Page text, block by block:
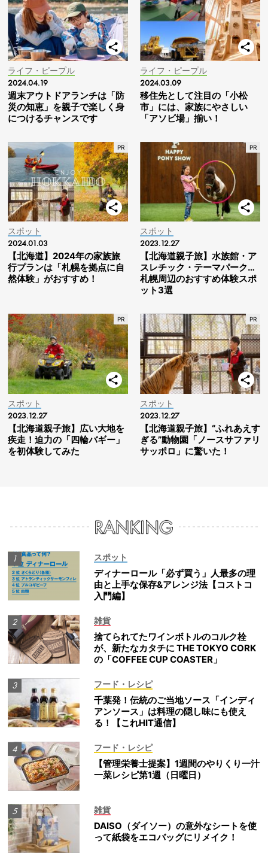
ライフ・ピープル
2024.04.19
週末アウトドアランチは「防
災の知恵」を親子で楽しく身
につけるチャンスです
ライフ・ピープル
2024.03.09
移住先として注目の「小松
市」には、家族にやさしい
「アソビ場」揃い！
スポット
2024.01.03
【北海道】2024年の家族旅
行プランは「札幌を拠点に自
然体験」がおすすめ！
スポット
2023.12.27
【北海道親子旅】水族館・ア
スレチック・テーマパーク…
札幌周辺のおすすめ体験スポ
ット3選
スポット
2023.12.27
【北海道親子旅】広い大地を
疾走！迫力の「四輪バギー」
を初体験してみた
スポット
2023.12.27
【北海道親子旅】“ふれあえす
ぎる”動物園「ノースサファリ
サッポロ」に驚いた！
スポット
ディナーロール「必ず買う」人最多の理
由と上手な保存&アレンジ法【コストコ
入門編】
雑貨
捨てられてたワインボトルのコルク栓
が、新たなカタチに THE TOKYO CORK
の「COFFEE CUP COASTER」
フード・レシピ
千葉発！伝統のご当地ソース「インディ
アンソース」は料理の隠し味にも使え
る！【これHIT通信】
フード・レシピ
【管理栄養士提案】1週間のやりくり一汁
一菜レシピ第1週（日曜日）
雑貨
DAISO（ダイソー）の意外なシートを使
って紙袋をエコバッグにリメイク！